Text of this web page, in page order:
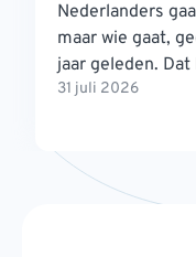
Nederlanders
maar wie gaat,
jaar geleden.
31 juli 2026